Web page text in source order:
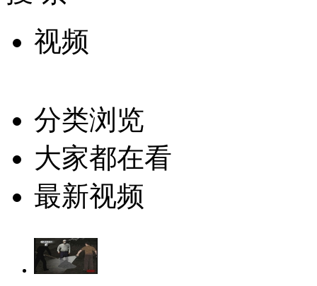
视频
分类浏览
大家都在看
最新视频